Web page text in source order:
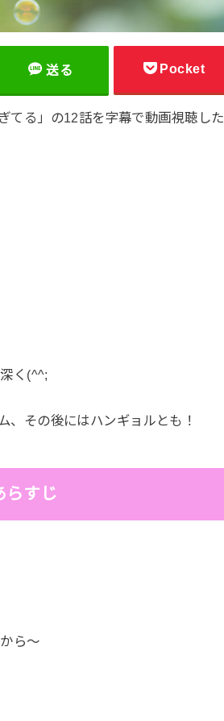
送る Pocket
てる」の12話を字幕で動画視聴した
く(^^;
、その後にはハンギョルとも！
らすじ
ら～